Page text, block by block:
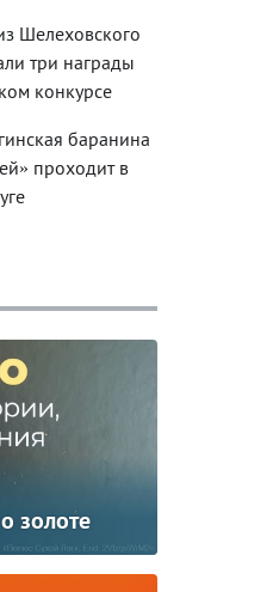
Шелеховского
три награды
конкурсе
баранина
проходит в
золоте